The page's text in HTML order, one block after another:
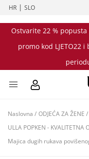
HR |SLO
Ostvarite 22 %
promo kod LJETO22
Naslovna / ODJEĆA ZA ŽENE /
ULLA POPKEN - KVALITETNA
Majica dugih rukava